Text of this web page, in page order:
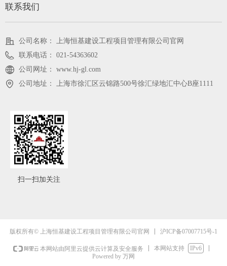
扫一扫加关注
联系我们
公司名称：
上海恒基建设工程项目管理有限公司官网
联系电话：
021-54363602
公司网址：
www.hj-gl.com
公司地址：
上海市徐汇区云锦路500号徐汇绿地汇中心B座1111
版权所有© 上海恒基建设工程项目管理有限公司官网 沪ICP备07007715号-1
本网站由阿里云提供云计算及安全服务 本网站支持
IPv6
Powered by 万网